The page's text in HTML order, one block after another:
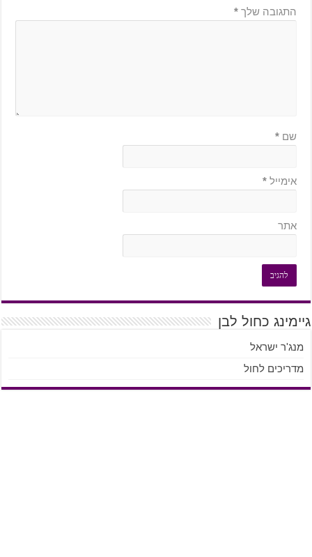
התגובה שלך *
שם *
אימייל *
אתר
גיימינג כחול לבן
מנג'ר ישראל
מדריכים לחול